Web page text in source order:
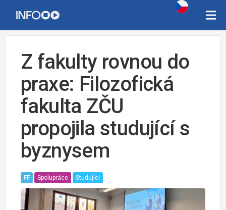
Z fakulty rovnou do
praxe: Filozofická
fakulta ZČU
propojila studující s
byznysem
FF Spolupráce Studující